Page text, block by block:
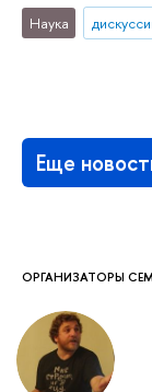
ОРГАНИЗАТОРЫ
Наука
Еще